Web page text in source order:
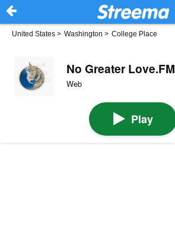
United States > Washington > College Place
No Greater Love.FM
Web
Play